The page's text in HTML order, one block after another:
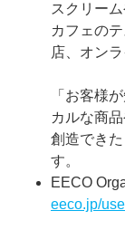
スクリー
カフェの
店、オン
「お客様
カルな商
創造でき
す。
EECO
eeco.jp/